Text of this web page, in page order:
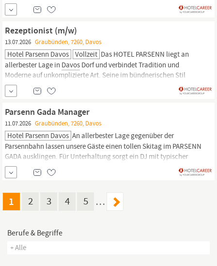
Meeresspiegel, in
der höchstgelegenen Stadt Europas,
bietet das AlpenGold Hotel alles, was Ferien-, aber auch
Businessgäste sich wünschen. Alle 216 Zimmer und Suiten haben
einen eigenen Balkon mit einer...
Rezeptionist (m/w)
13.07.2026 Graubünden, 7260, Davos
Hotel Parsenn Davos Vollzeit Das HOTEL PARSENN liegt an
allerbester Lage in Davos Dorf und verbindet Tradition und
Moderne auf unkomplizierte Art. Seine im bündnerischen Stil
gehaltenen Gebäude sind reich mit den traditionellen Scraffito
dekoriert und reflektieren unser modernes Konzept von Tradition.
befindet sich das...
Parsenn Gada Manager
11.07.2026 Graubünden, 7260, Davos
Hotel Parsenn Davos An allerbester Lage gegenüber der
Parsennbahn lassen unsere Gäste einen tollen Skitag im PARSENN
GADA ausklingen. Für Unterhaltung sorgt ein DJ mit typischer
Après Ski Musik. Der PARSENN GADA ist das INLOKAL in
Davos
Dorf. Der Parsenn Gada mit 120 Sitzplätzen ist ein einzigartiger
1 2 3 4 5 …
Berufe & Begriffe
+ Alle